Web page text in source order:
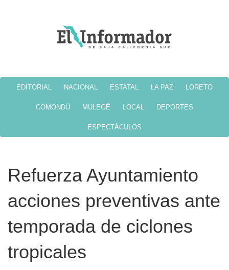
EDITORIAL NACIONAL ESTATAL LA PAZ LORETO
COMONDÚ MULEGÉ LOCAL DEPORTES
ESPECTÁCULOS
Refuerza Ayuntamiento
acciones preventivas ante
temporada de ciclones
tropicales